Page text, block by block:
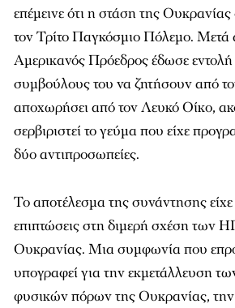
επέμεινε ότι η στάση της Ουκρανίας
τον Τρίτο Παγκόσμιο Πόλεμο. Μετά
Αμερικανός Πρόεδρος έδωσε
συμβούλους του να ζητήσουν από
αποχωρήσει από τον Λευκό Οίκο,
σερβιριστεί το γεύμα που είχε
δύο αντιπροσωπείες.
Το αποτέλεσμα της συνάντησης
επιπτώσεις στη διμερή σχέση των
Ουκρανίας. Μια συμφωνία που
υπογραφεί για την εκμετάλλευση
φυσικών πόρων της Ουκρανίας, την